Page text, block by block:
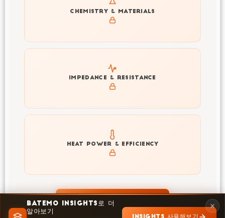
BATEMO INSIGHTS로 더
알아보기
INSIGHTS 사용해보기
CHEMISTRY & MATERIALS
Get to know active materials for the L173F280A
IMPEDANCE & RESISTANCE
Explore impedance spectrum and DCIR (SOC, T) of
L173F280A
HEAT POWER & EFFICIENCY
Explore heat generation and cell efficiency at different
temperatures and powers of L173F280A
INSIGHTS에서 탐색